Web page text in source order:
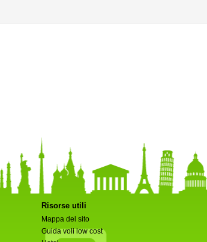
Risorse utili
Mappa del sito
Guida voli low cost